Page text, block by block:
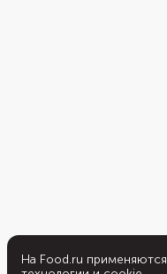
На Food.ru применяются